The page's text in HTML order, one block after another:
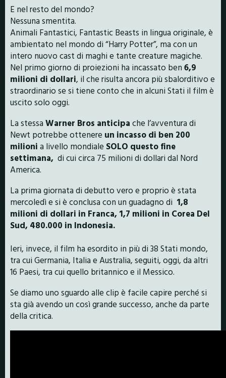
E nel resto del mondo?
Nessuna smentita.
Animali Fantastici, Fantastic Beasts in lingua originale, è
ambientato nel mondo di “Harry Potter”, ma con un
intero nuovo cast di maghi e tante creature magiche.
Nel primo giorno di proiezioni ha incassato ben 6,9
milioni di dollari, il che risulta ancora più sbalorditivo e
straordinario se si tiene conto che in alcuni Stati il film è
uscito solo oggi.
La stessa Warner Bros anticipa che l’avventura di
Newt potrebbe ottenere un incasso di ben 200
milioni a livello mondiale SOLO questo fine
settimana, di cui circa 75 milioni di dollari dal Nord
America.
La prima giornata di debutto vero e proprio è stata
mercoledì e si è conclusa con un guadagno di 1,8
milioni di dollari in Franca, 1,7 milioni in Corea Del
Sud, 480.000 in Indonesia.
Ieri, invece, il film ha esordito in più di 38 Stati mondo,
tra cui Germania, Italia e Australia, seguiti, oggi, da altri
16 Paesi, tra cui quello britannico e il Messico.
Se diamo uno sguardo alle clip è facile capire perché si
sta già avendo un così grande successo, anche da parte
della critica.